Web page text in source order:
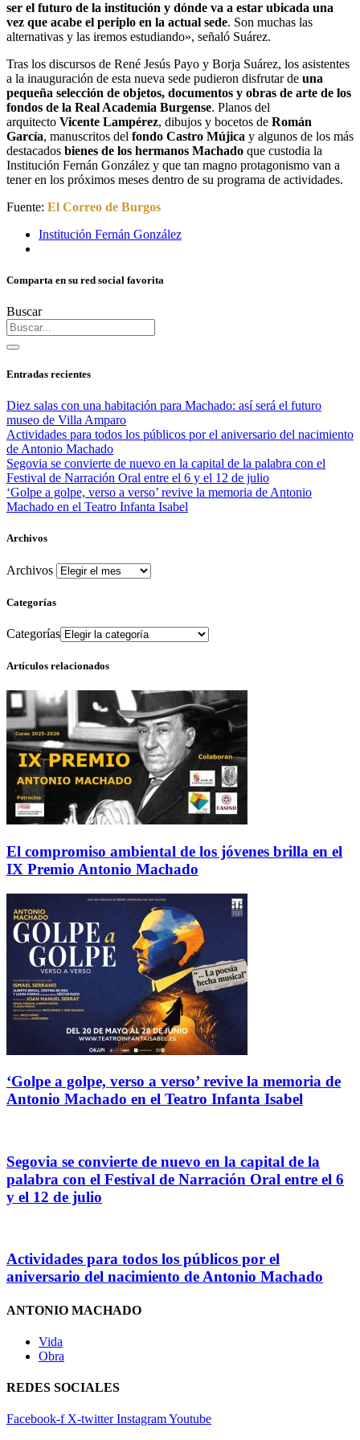
ser el futuro de la institución y dónde va a estar ubicada una
vez que acabe el periplo en la actual sede. Son muchas las
alternativas y las iremos estudiando», señaló Suárez.
Tras los discursos de René Jesús Payo y Borja Suárez, los asistentes
a la inauguración de esta nueva sede pudieron disfrutar de una
pequeña selección de objetos, documentos y obras de arte de los
fondos de la Real Academia Burgense. Planos del
arquitecto Vicente Lampérez, dibujos y bocetos de Román
García, manuscritos del fondo Castro Mújica y algunos de los más
destacados bienes de los hermanos Machado que custodia la
Institución Fernán González y que tan magno protagonismo van a
tener en los próximos meses dentro de su programa de actividades.
Fuente: El Correo de Burgos
Institución Fernán González
Comparta en su red social favorita
Buscar
Entradas recientes
Diez salas con una habitación para Machado: así será el futuro
museo de Villa Amparo
Actividades para todos los públicos por el aniversario del nacimiento
de Antonio Machado
Segovia se convierte de nuevo en la capital de la palabra con el
Festival de Narración Oral entre el 6 y el 12 de julio
‘Golpe a golpe, verso a verso’ revive la memoria de Antonio
Machado en el Teatro Infanta Isabel
Archivos
Archivos
Categorías
Categorías
Artículos relacionados
El compromiso ambiental de los jóvenes brilla en el
IX Premio Antonio Machado
‘Golpe a golpe, verso a verso’ revive la memoria de
Antonio Machado en el Teatro Infanta Isabel
Segovia se convierte de nuevo en la capital de la
palabra con el Festival de Narración Oral entre el 6
y el 12 de julio
Actividades para todos los públicos por el
aniversario del nacimiento de Antonio Machado
ANTONIO MACHADO
Vida
Obra
REDES SOCIALES
Facebook-f X-twitter InstagramYoutube